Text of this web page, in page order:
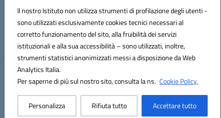
Il nostro Istituto non utilizza strumenti di profilazione degli utenti -
sono utilizzati esclusivamente cookies tecnici necessari al
corretto funzionamento del sito, alla fruibilità dei servizi
istituzionali e alla sua accessibilità – sono utilizzati, inoltre,
strumenti statistici anonimizzati messi a disposizione da Web
Analytics Italia.
Per saperne di più sul nostro sito, consulta la ns. Cookie Policy.
Personalizza Rifiuta tutto Accettare tutto
Codice fiscale: 92010940432
Codice meccanografico:
MCIC80700N
Codice unico di fatturazione (CUF): UF5MY2
Hosting & Powered by 3D Solution S.r.l.
Concept & Design by Designers Italia